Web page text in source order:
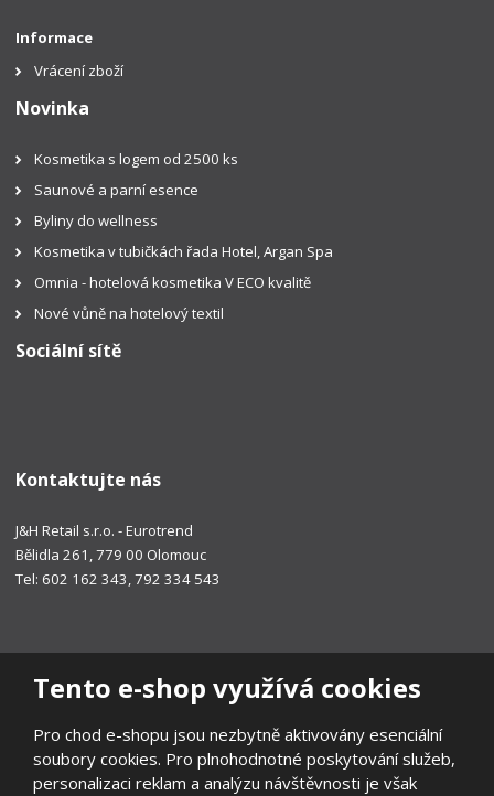
Tento e-shop využívá cookies
Pro chod e-shopu jsou nezbytně aktivovány esenciální
soubory cookies. Pro plnohodnotné poskytování služeb,
personalizaci reklam a analýzu návštěvnosti je však
Informace
Vrácení zboží
Novinka
Kosmetika s logem od 2500 ks
Saunové a parní esence
Byliny do wellness
Kosmetika v tubičkách řada Hotel, Argan Spa
Omnia - hotelová kosmetika V ECO kvalitě
Nové vůně na hotelový textil
Sociální sítě
Kontaktujte nás
J&H Retail s.r.o. - Eurotrend
Bělidla 261, 779 00 Olomouc
Tel: 602 162 343, 792 334 543